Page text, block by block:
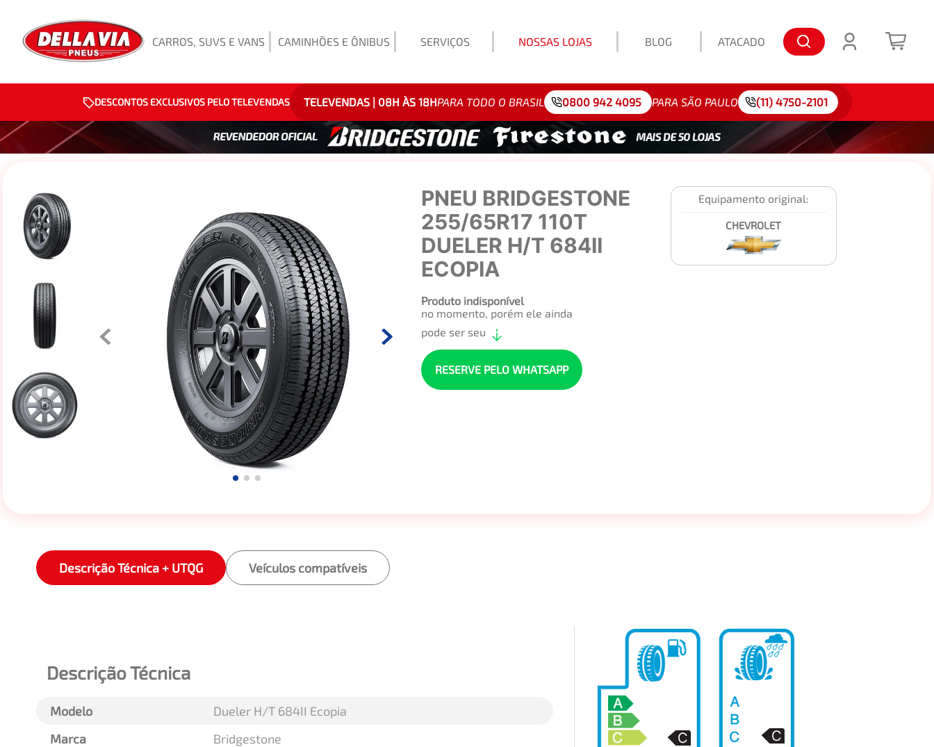
CARROS, SUVS E VANS CAMINHÕES E ÔNIBUS SERVIÇOS NOSSAS LOJAS BLOG ATACADO
Exemplo: 175/65R15
DESCONTOS EXCLUSIVOS PELO TELEVENDAS TELEVENDAS | 08H ÀS 18HPARA TODO O BRASIL 0800 942 4095 PARA SÃO PAULO (11) 4750-2101
PNEU BRIDGESTONE
255/65R17 110T
DUELER H/T 684II
ECOPIA
Equipamento original:
CHEVROLET
Produto indisponível
no momento, porém ele ainda
pode ser seu
RESERVE PELO WHATSAPP
Descrição Técnica + UTQG Veículos compatíveis
Descrição Técnica
Modelo
Dueler H/T 684II Ecopia
Marca
Bridgestone